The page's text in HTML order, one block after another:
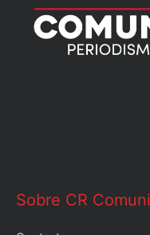
Sobre CR